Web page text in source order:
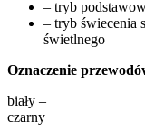
– tryb
– tryb świecenia
świetlnego
Oznaczenie
biały –
czarny +